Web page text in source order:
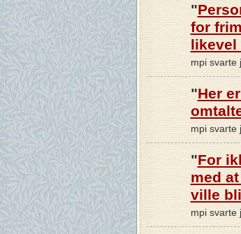
"
for
mpi svarte
"Her
mpi svarte
"For
med
ville
mpi svarte